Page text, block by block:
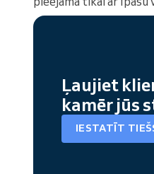
Ļaujiet
kamēr jūs
IESTATĪT